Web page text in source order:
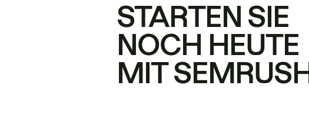
STARTEN SIE
NOCH HEUTE
MIT